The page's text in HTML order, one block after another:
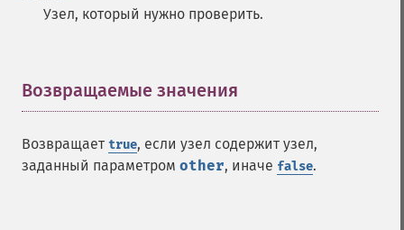
Узел, который нужно проверить.
Возвращаемые значения
Возвращает true, если узел содержит узел,
заданный параметром other, иначе false.